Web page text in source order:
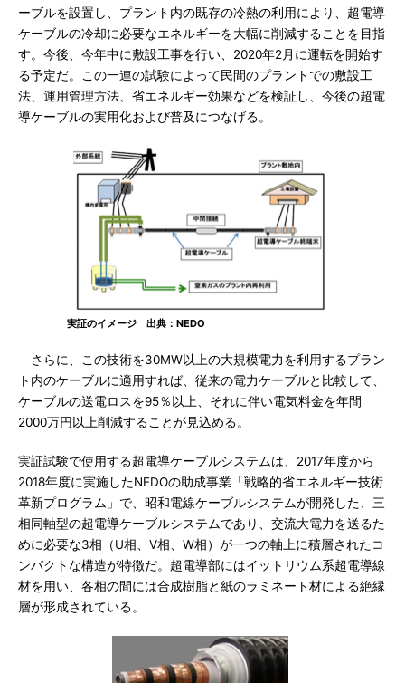
ーブルを設置し、プラント内の既存の冷熱の利用により、超電導
ケーブルの冷却に必要なエネルギーを大幅に削減することを目指
す。今後、今年中に敷設工事を行い、2020年2月に運転を開始す
る予定だ。この一連の試験によって民間のプラントでの敷設工
法、運用管理方法、省エネルギー効果などを検証し、今後の超電
導ケーブルの実用化および普及につなげる。
実証のイメージ 出典：NEDO
さらに、この技術を30MW以上の大規模電力を利用するプラン
ト内のケーブルに適用すれば、従来の電力ケーブルと比較して、
ケーブルの送電ロスを95％以上、それに伴い電気料金を年間
2000万円以上削減することが見込める。
実証試験で使用する超電導ケーブルシステムは、2017年度から
2018年度に実施したNEDOの助成事業「戦略的省エネルギー技術
革新プログラム」で、昭和電線ケーブルシステムが開発した、三
相同軸型の超電導ケーブルシステムであり、交流大電力を送るた
めに必要な3相（U相、V相、W相）が一つの軸上に積層されたコ
ンパクトな構造が特徴だ。超電導部にはイットリウム系超電導線
材を用い、各相の間には合成樹脂と紙のラミネート材による絶縁
層が形成されている。